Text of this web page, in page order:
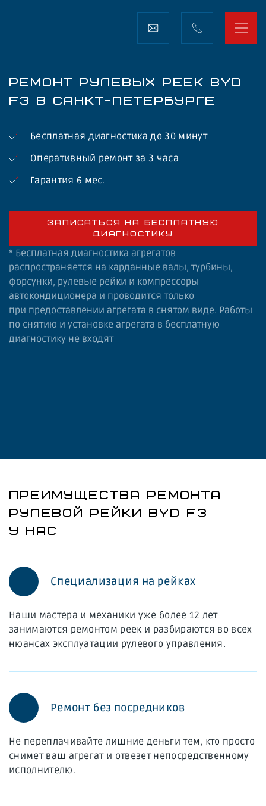
РЕМОНТ РУЛЕВЫХ РЕЕК BYD
F3 В САНКТ-ПЕТЕРБУРГЕ
Бесплатная диагностика до 30 минут
Оперативный ремонт за 3 часа
Гарантия 6 мес.
ЗАПИСАТЬСЯ НА БЕСПЛАТНУЮ
ДИАГНОСТИКУ
* Бесплатная диагностика агрегатов
распространяется на карданные валы, турбины,
форсунки, рулевые рейки и компрессоры
автокондиционера и проводится только
при предоставлении агрегата в снятом виде. Работы
по снятию и установке агрегата в бесплатную
диагностику не входят
ПРЕИМУЩЕСТВА РЕМОНТА
РУЛЕВОЙ РЕЙКИ BYD F3
У НАС
Специализация на рейках
Наши мастера и механики уже более 12 лет
занимаются ремонтом реек и разбираются во всех
нюансах эксплуатации рулевого управления.
Ремонт без посредников
Не переплачивайте лишние деньги тем, кто просто
снимет ваш агрегат и отвезет непосредственному
исполнителю.